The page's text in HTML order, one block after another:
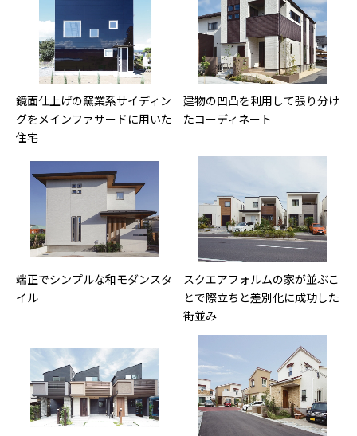
鏡面仕上げの窯業系サイディン
グをメインファサードに用いた
住宅
建物の凹凸を利用して張り分け
たコーディネート
端正でシンプルな和モダンスタ
イル
スクエアフォルムの家が並ぶこ
とで際立ちと差別化に成功した
街並み